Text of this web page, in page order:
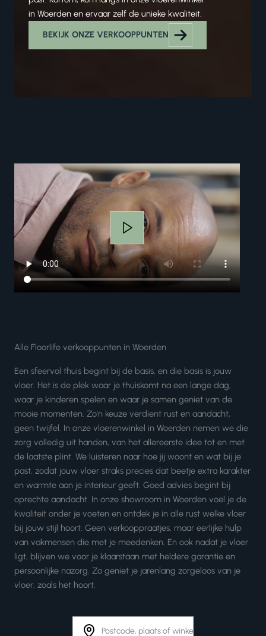
in Woerden en ervaar zelf de unieke kwaliteit.
BEKIJK ONZE VERKOOPPUNTEN
Alle Floorlife verkooppunten in Woerden
Een sfeervol thuis begint bij de basis, en die basis is jouw
vloer. Het is de plek waar je thuiskomt na een lange dag,
waar je kinderen spelen en waar je samen geniet van de
mooie momenten. Zo'n keuze verdient rust en aandacht,
geen twijfel. In onze vloerenwinkel in Woerden nemen we die
zorg volledig uit handen, van het allereerste idee tot en met
de laatste plint. We luisteren naar hoe jij woont en wat bij je
past, zodat jouw vloer straks precies dat beetje extra karakter
en warmte aan je interieur geeft. Goed advies begint bij
oprechte aandacht. In onze showroom in Woerden voel je de
kwaliteit onder je voeten en ontdek je in alle rust welke vloer
bij jouw stijl hoort. Geen verkooppraatjes, maar eerlijke hulp
van vakmensen die met je meedenken. En ook nadat je vloer
ligt, blijven we voor je klaarstaan met heldere garantie en
persoonlijke nazorg. Zo geniet je jarenlang zorgeloos van je
vloer, zoals het hoort.